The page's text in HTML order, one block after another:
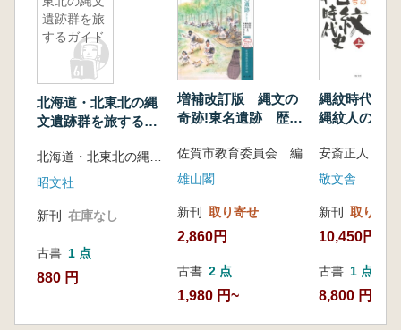
「答えがない」時代であっても、これまでの
研究で「わかっていること」は一般の方が思っ
ているよりもかなり多い。遺跡からはさまざま
な縄文人の使った道具や、彼、彼女らの暮らし
た痕跡が大量に残されている。モノとして動か
しようのない事象や、そこから導き出される合
理的な推論は一般の方が思うよりも遥かに多く
蓄積されている。それらを紹介する機会として
もこの場を借りたいと思う。
そして、「わからない」ことがわかることもま
た学問だと言える。
遺跡群を旅
するガイド
北海道・北東北の縄
文遺跡群を旅するガ
昭文社
新刊 在庫なし
古書 1 点
880 円
増補改訂版 縄文の
奇跡!東名遺跡 歴史
タイムカプセル
佐賀市教育委員会 編
雄山閣
新刊 取り寄せ
2,860円
古書 2 点
1,980 円~
縄紋時代
縄紋人の祖
草創期)
安斎正人 著
敬文舎
新刊 取り寄せ
10,450円
古書 1 点
8,800 円